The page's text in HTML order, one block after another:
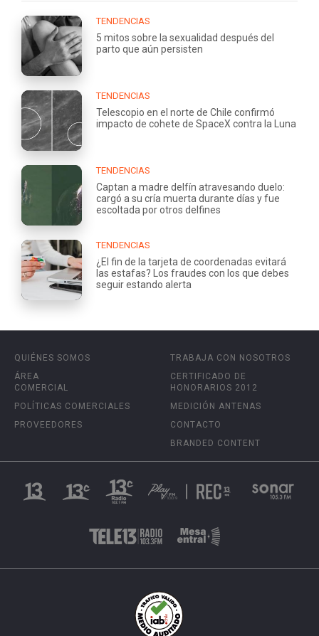
TENDENCIAS
5 mitos sobre la sexualidad después del
parto que aún persisten
TENDENCIAS
Telescopio en el norte de Chile confirmó
impacto de cohete de SpaceX contra la Luna
TENDENCIAS
Captan a madre delfín atravesando duelo:
cargó a su cría muerta durante días y fue
escoltada por otros delfines
TENDENCIAS
¿El fin de la tarjeta de coordenadas evitará
las estafas? Los fraudes con los que debes
seguir estando alerta
QUIÉNES SOMOS
ÁREA
COMERCIAL
POLÍTICAS COMERCIALES
PROVEEDORES
TRABAJA CON NOSOTROS
CERTIFICADO DE
HONORARIOS 2012
MEDICIÓN ANTENAS
CONTACTO
BRANDED CONTENT